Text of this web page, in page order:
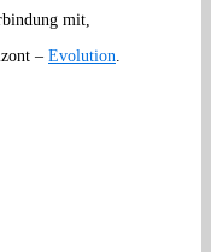
mit,
– Evolution.